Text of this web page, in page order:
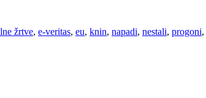
žrtve, e-veritas, eu, knin, napadi, nestali, progoni,